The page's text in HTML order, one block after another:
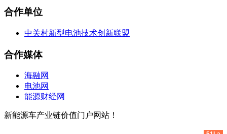
合作单位
中关村新型电池技术创新联盟
合作媒体
海融网
电池网
能源财经网
新能源车产业链价值门户网站！